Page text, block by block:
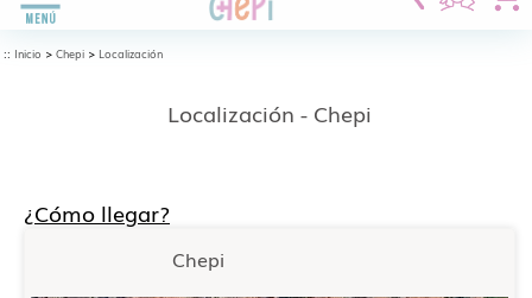
:: Inicio > Chepi > Localización
Localización - Chepi
¿Cómo llegar?
Chepi